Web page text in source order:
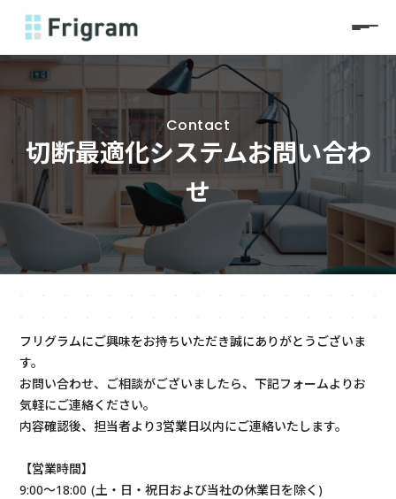
Contact
切断最適化システムお問い合わ
せ
フリグラムにご興味をお持ちいただき誠にありがとうございま
す。
お問い合わせ、ご相談がございましたら、下記フォームよりお
気軽にご連絡ください。
内容確認後、担当者より3営業日以内にご連絡いたします。
【営業時間】
9:00～18:00 (土・日・祝日および当社の休業日を除く)